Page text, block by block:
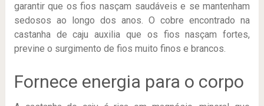
garantir que os fios nasçam saudáveis e se mantenham
sedosos ao longo dos anos. O cobre encontrado na
castanha de caju auxilia que os fios nasçam fortes,
previne o surgimento de fios muito finos e brancos.
Fornece energia para o corpo